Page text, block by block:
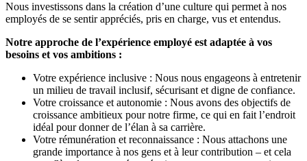
Nous investissons dans la création d’une culture qui permet à nos
employés de se sentir appréciés, pris en charge, vus et entendus.
Notre approche de l’expérience employé est adaptée à vos
besoins et vos ambitions :
Votre expérience inclusive : Nous nous engageons à entretenir
un milieu de travail inclusif, sécurisant et digne de confiance.
Votre croissance et autonomie : Nous avons des objectifs de
croissance ambitieux pour notre firme, ce qui en fait l’endroit
idéal pour donner de l’élan à sa carrière.
Votre rémunération et reconnaissance : Nous attachons une
grande importance à nos gens et à leur contribution – et cela